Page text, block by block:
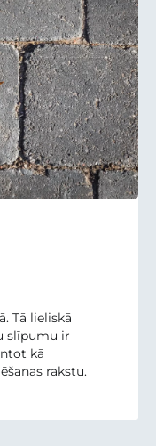
Tā lieliskā
slīpumu ir
kā
rakstu.